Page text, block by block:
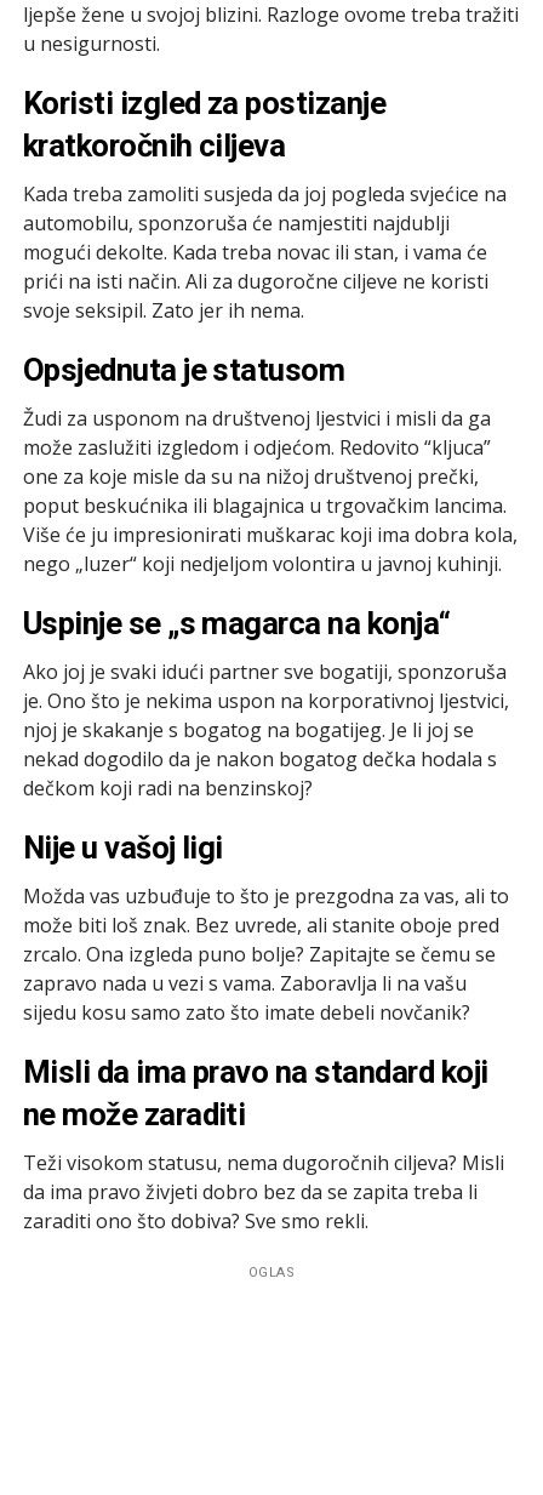
ljepše žene u svojoj blizini. Razloge ovome treba tražiti
u nesigurnosti.
Koristi izgled za postizanje
kratkoročnih ciljeva
Kada treba zamoliti susjeda da joj pogleda svjećice na
automobilu, sponzoruša će namjestiti najdublji
mogući dekolte. Kada treba novac ili stan, i vama će
prići na isti način. Ali za dugoročne ciljeve ne koristi
svoje seksipil. Zato jer ih nema.
Opsjednuta je statusom
Žudi za usponom na društvenoj ljestvici i misli da ga
može zaslužiti izgledom i odjećom. Redovito “kljuca”
one za koje misle da su na nižoj društvenoj prečki,
poput beskućnika ili blagajnica u trgovačkim lancima.
Više će ju impresionirati muškarac koji ima dobra kola,
nego „luzer“ koji nedjeljom volontira u javnoj kuhinji.
Uspinje se „s magarca na konja“
Ako joj je svaki idući partner sve bogatiji, sponzoruša
je. Ono što je nekima uspon na korporativnoj ljestvici,
njoj je skakanje s bogatog na bogatijeg. Je li joj se
nekad dogodilo da je nakon bogatog dečka hodala s
dečkom koji radi na benzinskoj?
Nije u vašoj ligi
Možda vas uzbuđuje to što je prezgodna za vas, ali to
može biti loš znak. Bez uvrede, ali stanite oboje pred
zrcalo. Ona izgleda puno bolje? Zapitajte se čemu se
zapravo nada u vezi s vama. Zaboravlja li na vašu
sijedu kosu samo zato što imate debeli novčanik?
Misli da ima pravo na standard koji
ne može zaraditi
Teži visokom statusu, nema dugoročnih ciljeva? Misli
da ima pravo živjeti dobro bez da se zapita treba li
zaraditi ono što dobiva? Sve smo rekli.
OGLAS